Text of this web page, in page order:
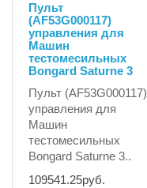
Пульт
(AF53G000117)
управления для
Машин
тестомесильных
Bongard Saturne 3
Пульт (AF53G000117)
управления для
Машин
тестомесильных
Bongard Saturne 3..
109541.25руб.